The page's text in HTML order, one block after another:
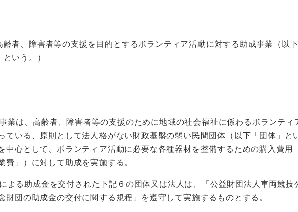
者、障害者等の支援を目的とするボランティア活動に対する助成事業（以
いう。）
事業は、高齢者、障害者等の支援のために地域の社会福祉に係わるボランティ
ている、原則として法人格がない財政基盤の弱い民間団体（以下「団体」と
中心として、ボランティア活動に必要な各種器材を整備するための購入費用
費」）に対して助成を実施する。
による助成金を交付された下記６の団体又は法人は、「公益財団法人車両競技
財団の助成金の交付に関する規程」を遵守して実施するものとする。